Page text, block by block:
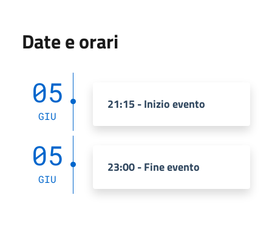
Date e orari
05
GIU
21:15 - Inizio evento
05
GIU
23:00 - Fine evento